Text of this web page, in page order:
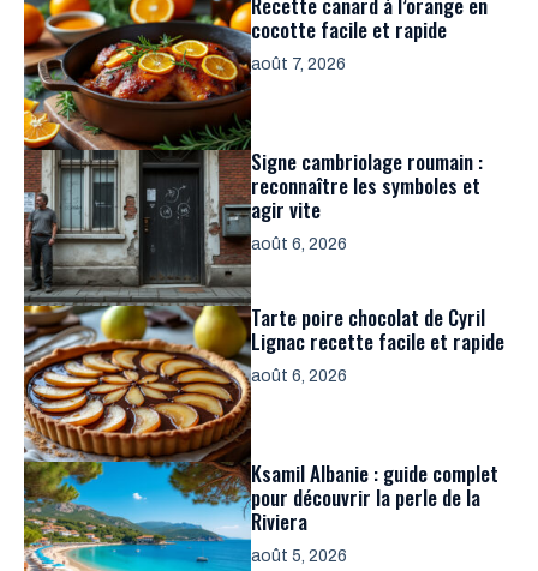
cocotte facile et rapide
août 7, 2026
Signe cambriolage roumain :
reconnaître les symboles et
agir vite
août 6, 2026
Tarte poire chocolat de Cyril
Lignac recette facile et rapide
août 6, 2026
Ksamil Albanie : guide complet
pour découvrir la perle de la
Riviera
août 5, 2026